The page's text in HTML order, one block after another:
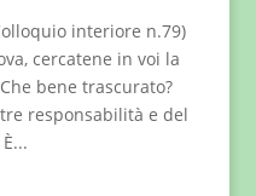
interiore n.79)
cercatene in voi la
bene trascurato?
responsabilità e del